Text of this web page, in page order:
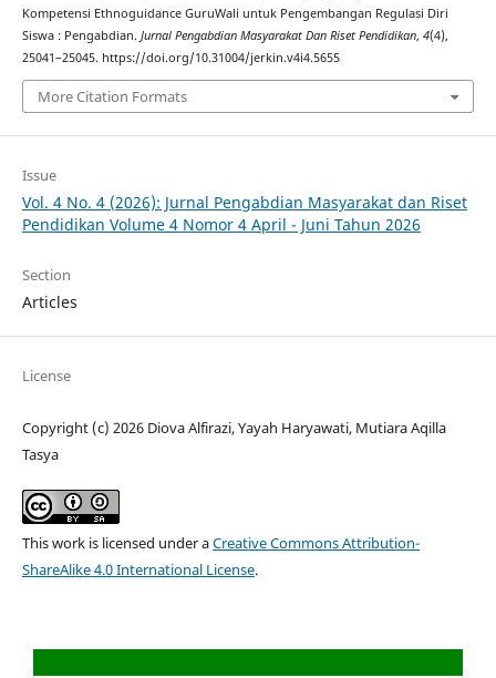
Kompetensi Ethnoguidance GuruWali untuk Pengembangan Regulasi Diri
Siswa : Pengabdian. Jurnal Pengabdian Masyarakat Dan Riset Pendidikan, 4(4),
25041–25045. https://doi.org/10.31004/jerkin.v4i4.5655
More Citation Formats
Issue
Vol. 4 No. 4 (2026): Jurnal Pengabdian Masyarakat dan Riset
Pendidikan Volume 4 Nomor 4 April - Juni Tahun 2026
Section
Articles
License
Copyright (c) 2026 Diova Alfirazi, Yayah Haryawati, Mutiara Aqilla
Tasya
This work is licensed under aCreative Commons Attribution-
ShareAlike 4.0 International License.